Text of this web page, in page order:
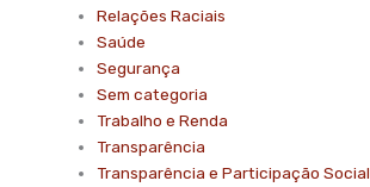
Relações Raciais
Saúde
Segurança
Sem categoria
Trabalho e Renda
Transparência
Transparência e Participação Social